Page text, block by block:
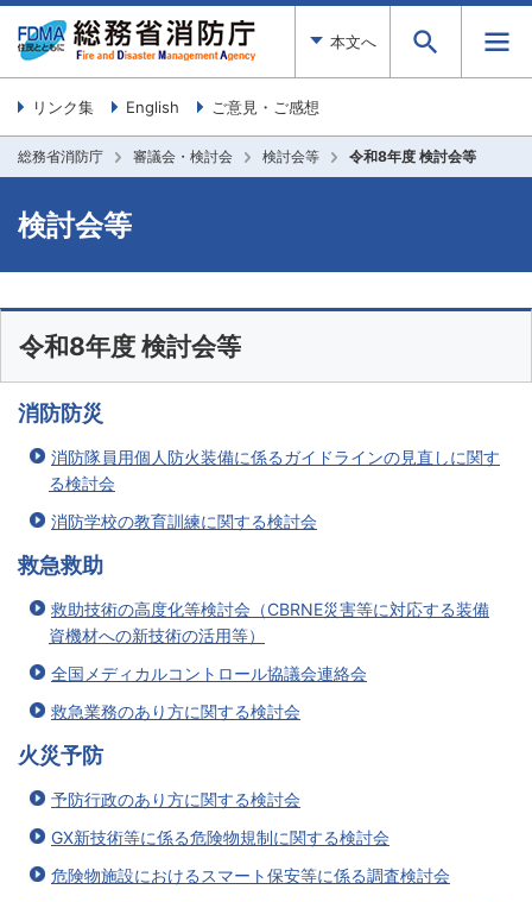
本文へ
リンク集 English ご意見・ご感想
総務省消防庁 審議会・検討会 検討会等 令和8年度 検討会等
検討会等
令和8年度 検討会等
消防防災
消防隊員用個人防火装備に係るガイドラインの見直しに関す
る検討会
消防学校の教育訓練に関する検討会
救急救助
救助技術の高度化等検討会（CBRNE災害等に対応する装備
資機材への新技術の活用等）
全国メディカルコントロール協議会連絡会
救急業務のあり方に関する検討会
火災予防
予防行政のあり方に関する検討会
GX新技術等に係る危険物規制に関する検討会
危険物施設におけるスマート保安等に係る調査検討会